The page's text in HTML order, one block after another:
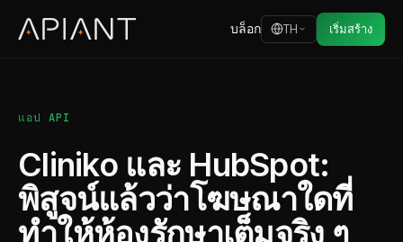
บล็อก TH เริ่มสร้าง
แอป API
Cliniko และ HubSpot:
พิสูจน์แล้วว่าโฆษณาใดที่
ทำให้ห้องรักษาเต็มจริง ๆ